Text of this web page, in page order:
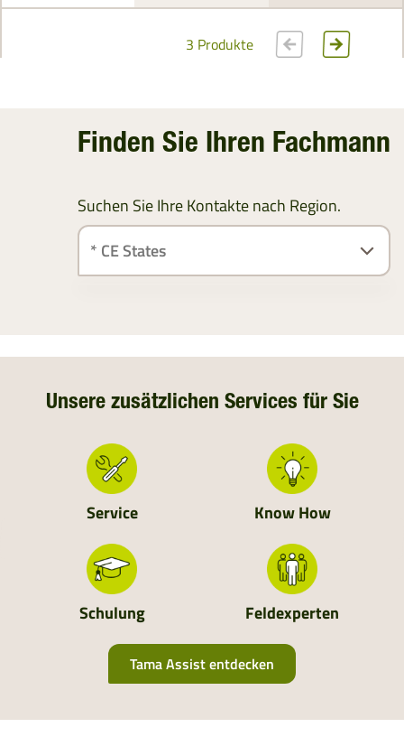
3 Produkte
Finden Sie Ihren Fachmann
Suchen Sie Ihre Kontakte nach Region.
SÜDDEUTSCHLAND
DEUTSCHLAND
NIEDERLANDE
SCHWEIZ
MOLDAVIEN
UKRAINE
ALBANIEN
BOSNIEN UND HERZEGOWINA
Unsere zusätzlichen Services für Sie
Service Know How
Schulung Feldexperten
Tama Assist entdecken